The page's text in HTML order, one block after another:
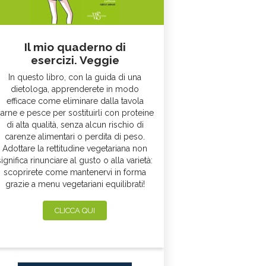
Il mio quaderno di
esercizi. Veggie
In questo libro, con la guida di una
dietologa, apprenderete in modo
efficace come eliminare dalla tavola
e pesce per sostituirli con proteine
di alta qualità, senza alcun rischio di
carenze alimentari o perdita di peso.
Adottare la rettitudine vegetariana non
rinunciare al gusto o alla varietà:
scoprirete come mantenervi in forma
grazie a menu vegetariani equilibrati!
CLICCA QUI